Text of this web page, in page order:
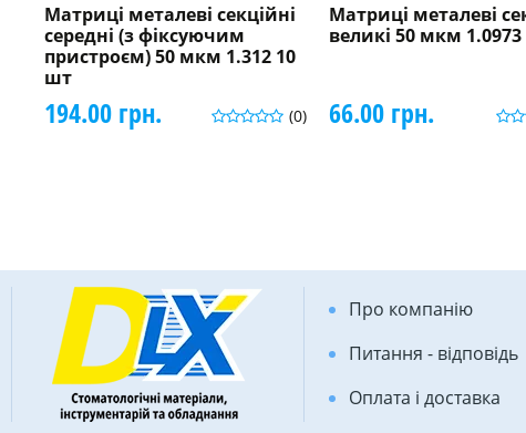
Матриці металеві секційні
середні (з фіксуючим
пристроєм) 50 мкм 1.312 10
шт
(0)
194.00 грн.
Матриці металеві
великі 50 мкм
66.00 грн.
Про компанію
Питання - відповідь
Оплата і доставка